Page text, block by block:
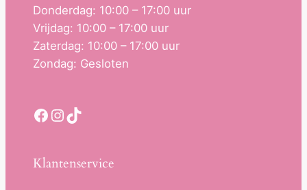
Donderdag: 10:00 – 17:00 uur
Vrijdag: 10:00 – 17:00 uur
Zaterdag: 10:00 – 17:00 uur
Zondag: Gesloten
Facebook InstagramTikTok
Klantenservice